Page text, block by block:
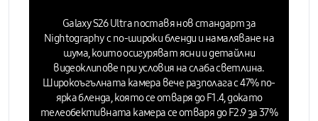
Galaxy S26 Ultra поставя нов стандарт за
Nightographyс по-широки бленди и намаляване на
шума, които осигуряватясни и детайлни
видеоклипове при условия на слаба светлина.
Широкоъгълната камера вече разполага с 47% по-
ярка бленда, която се отваря до F1.4, докато
телеобективната камера се отваря до F2.9 за 37%